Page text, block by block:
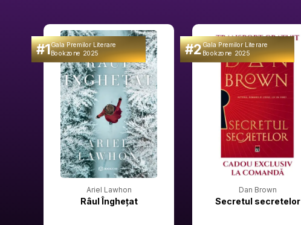
#1Gala Premilor Literare
Bookzone 2025
Ariel Lawhon
Râul Înghețat
#2Gala Premilor Literare
Bookzone 2025
Dan Brown
Secretul secretelor